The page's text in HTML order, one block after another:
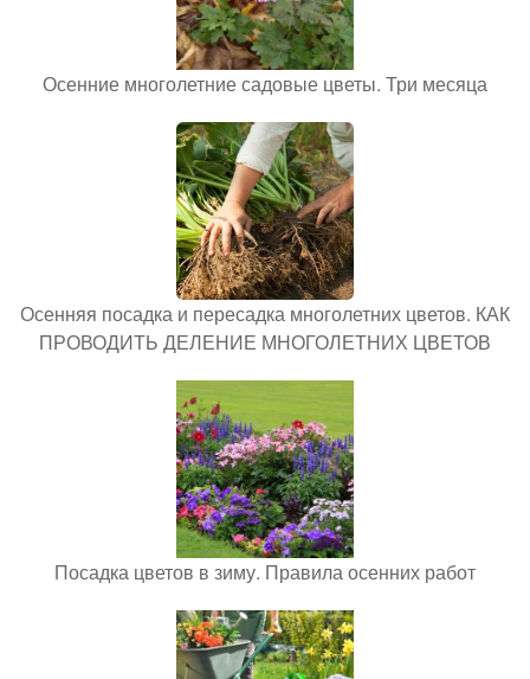
Осенние многолетние садовые цветы. Три месяца
Осенняя посадка и пересадка многолетних цветов. КАК
ПРОВОДИТЬ ДЕЛЕНИЕ МНОГОЛЕТНИХ ЦВЕТОВ
Посадка цветов в зиму. Правила осенних работ